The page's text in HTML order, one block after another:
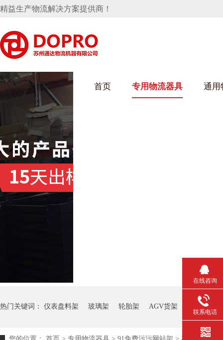
精益生产物流解决方案提供商！
首页 专用物流器具
91免费污污网站架
丝车/纺丝车
通用
乌龟车/平台车
钢板箱
货架系统
化纤纺织行业
化工行业
热门关键词： 仪表盘料架 玻璃架 轮胎架 AGV货架 钢板箱
在线咨询
联系电话